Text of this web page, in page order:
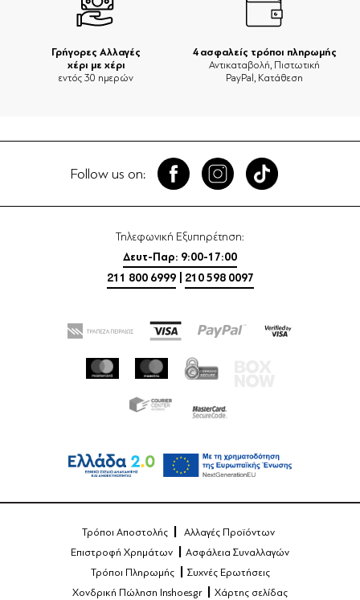
Γρήγορες Αλλαγές
χέρι με χέρι
εντός 30 ημερών
4 ασφαλείς τρόποι πληρωμής
Αντικαταβολή, Πιστωτική
PayPal, Κατάθεση
Follow us on:
Τηλεφωνική Εξυπηρέτηση:
Δευτ-Παρ: 9:00-17:00
211 800 6999
210 598 0097
Τρόποι Αποστολής
Αλλαγές Προϊόντων
Επιστροφή Χρημάτων
Ασφάλεια Συναλλαγών
Τρόποι Πληρωμής
Συχνές Ερωτήσεις
Χονδρική Πώληση Inshoes.gr
Χάρτης σελίδας